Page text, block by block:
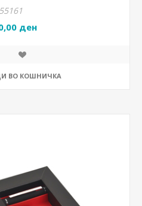
ден
ВО КОШНИЧКА